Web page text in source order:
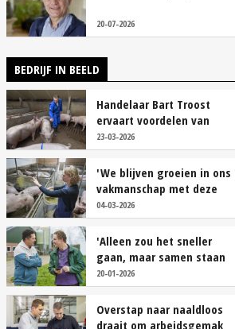
20-07-2026
BEDRIJF IN BEELD
Handelaar Bart Troost
ervaart voordelen van
coöperatieve voerfusie
23-03-2026
'We blijven groeien in ons
vakmanschap met deze
teamaanpak'
04-03-2026
'Alleen zou het sneller
gaan, maar samen staan
we stukken sterker'
20-01-2026
Overstap naar naaldloos
draait om arbeidsgemak